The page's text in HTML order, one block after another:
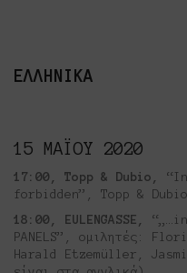
ΕΛΛΗΝΙΚΑ
15 ΜΑΪΟΥ 2020
17:00, Topp & Dubio,
forbidden”, Topp &
18:00, EULENGASSE,
PANELS”, ομιλητές:
Harald Etzemüller,